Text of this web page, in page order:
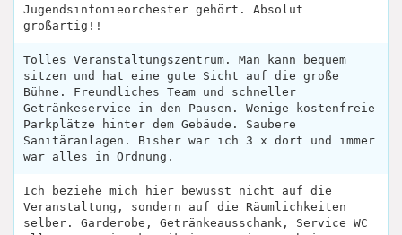
Jugendsinfonieorchester gehört. Absolut
großartig!!
Tolles Veranstaltungszentrum. Man kann bequem
sitzen und hat eine gute Sicht auf die große
Bühne. Freundliches Team und schneller
Getränkeservice in den Pausen. Wenige kostenfreie
Parkplätze hinter dem Gebäude. Saubere
Sanitäranlagen. Bisher war ich 3 x dort und immer
war alles in Ordnung.
Ich beziehe mich hier bewusst nicht auf die
Veranstaltung, sondern auf die Räumlichkeiten
selber. Garderobe, Getränkeausschank, Service WC